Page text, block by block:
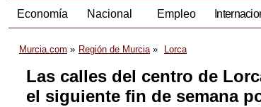
Economía Nacional Empleo
Murcia.com Región de Murcia Lorca
Las calles del centro de
el siguiente fin de semana